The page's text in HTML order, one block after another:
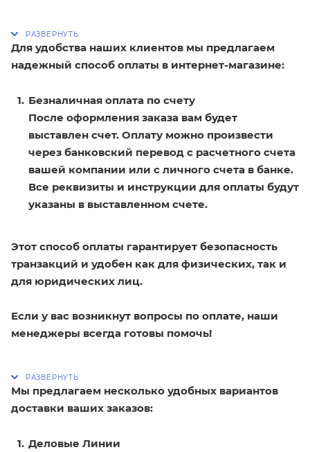
Для удобства наших клиентов мы предлагаем
надежный способ оплаты в интернет-магазине:
Безналичная оплата по счету
После оформления заказа вам будет
выставлен счет. Оплату можно произвести
через банковский перевод с расчетного счета
вашей компании или с личного счета в банке.
Все реквизиты и инструкции для оплаты будут
указаны в выставленном счете.
Этот способ оплаты гарантирует безопасность
транзакций и удобен как для физических, так и
для юридических лиц.
Если у вас возникнут вопросы по оплате, наши
менеджеры всегда готовы помочь!
Мы предлагаем несколько удобных вариантов
доставки ваших заказов:
Деловые Линии